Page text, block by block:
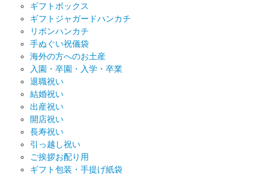
ギフトボックス
ギフトジャガードハンカチ
リボンハンカチ
手ぬぐい祝儀袋
海外の方へのお土産
入園・卒園・入学・卒業
退職祝い
結婚祝い
出産祝い
開店祝い
長寿祝い
引っ越し祝い
ご挨拶お配り用
ギフト包装・手提げ紙袋